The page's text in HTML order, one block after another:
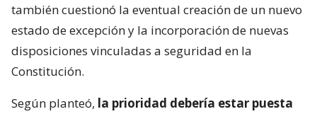
también cuestionó la eventual creación de un nuevo
estado de excepción y la incorporación de nuevas
disposiciones vinculadas a seguridad en la
Constitución.
Según planteó, la prioridad debería estar puesta